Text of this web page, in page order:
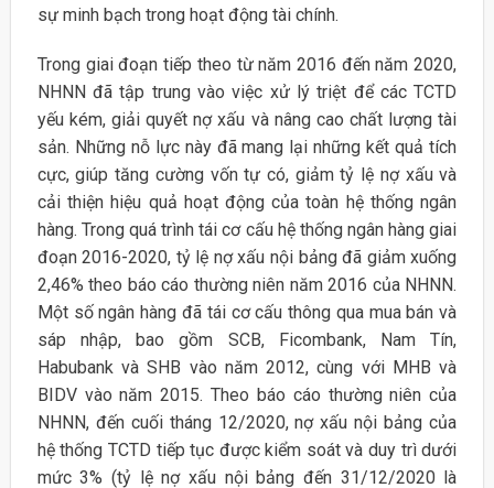
sự minh bạch trong hoạt động tài chính.
Trong giai đoạn tiếp theo từ năm 2016 đến năm 2020,
NHNN đã tập trung vào việc xử lý triệt để các TCTD
yếu kém, giải quyết nợ xấu và nâng cao chất lượng tài
sản. Những nỗ lực này đã mang lại những kết quả tích
cực, giúp tăng cường vốn tự có, giảm tỷ lệ nợ xấu và
cải thiện hiệu quả hoạt động của toàn hệ thống ngân
hàng. Trong quá trình tái cơ cấu hệ thống ngân hàng giai
đoạn 2016-2020, tỷ lệ nợ xấu nội bảng đã giảm xuống
2,46% theo báo cáo thường niên năm 2016 của NHNN.
Một số ngân hàng đã tái cơ cấu thông qua mua bán và
sáp nhập, bao gồm SCB, Ficombank, Nam Tín,
Habubank và SHB vào năm 2012, cùng với MHB và
BIDV vào năm 2015. Theo báo cáo thường niên của
NHNN, đến cuối tháng 12/2020, nợ xấu nội bảng của
hệ thống TCTD tiếp tục được kiểm soát và duy trì dưới
mức 3% (tỷ lệ nợ xấu nội bảng đến 31/12/2020 là